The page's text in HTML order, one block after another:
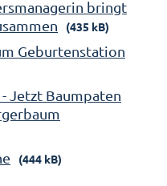
bringt
(435 kB)
Geburtenstation
Jetzt Baumpaten
(444 kB)